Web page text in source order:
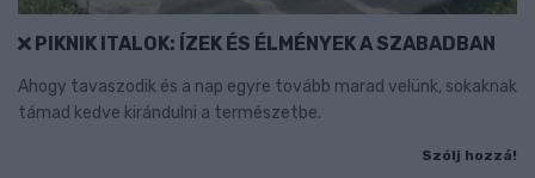
PIKNIK ITALOK: ÍZEK ÉS ÉLMÉNYEK A SZABADBAN
Ahogy tavaszodik és a nap egyre tovább marad velünk, sokaknak
támad kedve kirándulni a természetbe.
Szólj hozzá!